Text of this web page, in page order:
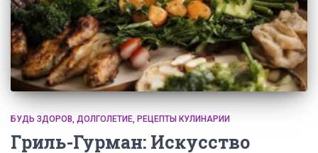
БУДЬ ЗДОРОВ ДОЛГОЛЕТИЕ РЕЦЕПТЫ КУЛИНАРИИ
Гриль-Гурман: Искусство